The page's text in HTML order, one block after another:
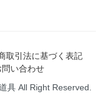
取引法に基づく表記
問い合わせ
具 All Right Reserved.